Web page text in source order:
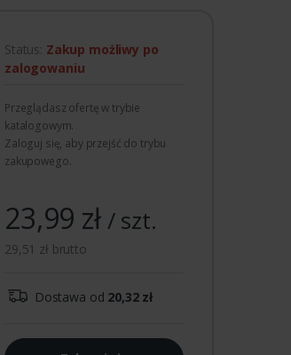
Status: Zakup możliwy po
zalogowaniu
Przeglądasz ofertę w trybie
katalogowym.
Zaloguj się, aby przejść do trybu
zakupowego.
23,99 zł/ szt.
29,51 zł brutto
Dostawa od 20,32 zł